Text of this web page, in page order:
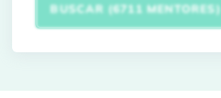
BUSCAR (6711 MENTORES)